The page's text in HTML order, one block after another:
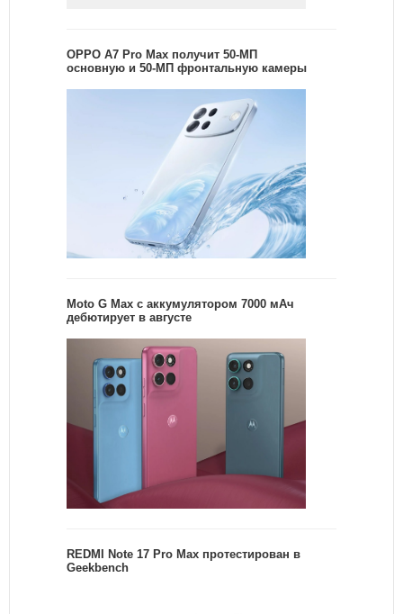
OPPO A7 Pro Max получит 50-МП
основную и 50-МП фронтальную камеры
Moto G Max с аккумулятором 7000 мАч
дебютирует в августе
REDMI Note 17 Pro Max протестирован в
Geekbench